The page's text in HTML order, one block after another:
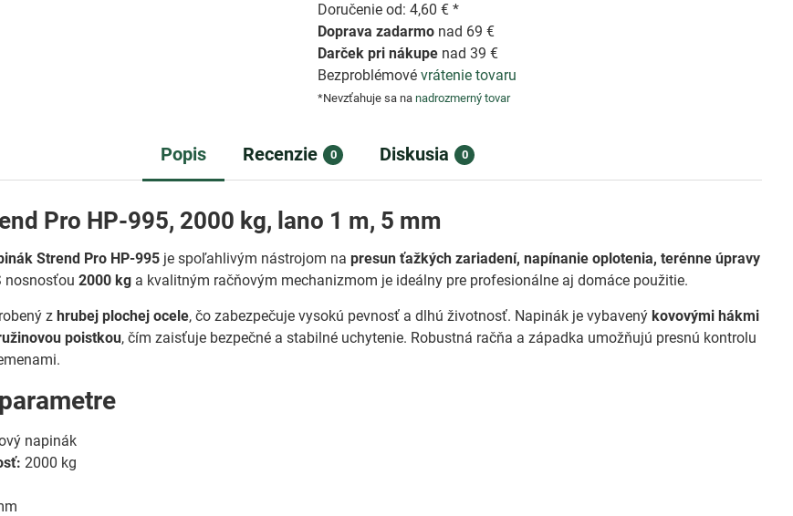
Doručenie od: 4,60 € *
Doprava zadarmo nad 69 €
Darček pri nákupe nad 39 €
Bezproblémovévrátenie tovaru
*Nevzťahuje sa nanadrozmerný tovar
Popis Recenzie 0 Diskusia 0
Pro HP-995, 2000 kg, lano 1 m, 5 mm
Strend Pro HP-995 je spoľahlivým nástrojom napresun ťažkých zariadení, napínanie oplotenia, terénne úpravy
nosnosťou2000 kg a kvalitným račňovým mechanizmom je ideálny pre profesionálne aj domáce použitie.
zhrubej plochej ocele, čo zabezpečuje vysokú pevnosť a dlhú životnosť. Napinák je vybavenýkovovými hákmi
poistkou, čím zaisťuje bezpečné a stabilné uchytenie. Robustná račňa a západka umožňujú presnú kontrolu
napinák
2000 kg